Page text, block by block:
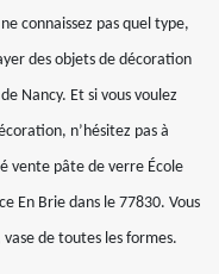
connaissez pas quel type,
des objets de décoration
Nancy. Et si vous voulez
n’hésitez pas à
vente pâte de verre École
En Brie dans le 77830. Vous
de toutes les formes.